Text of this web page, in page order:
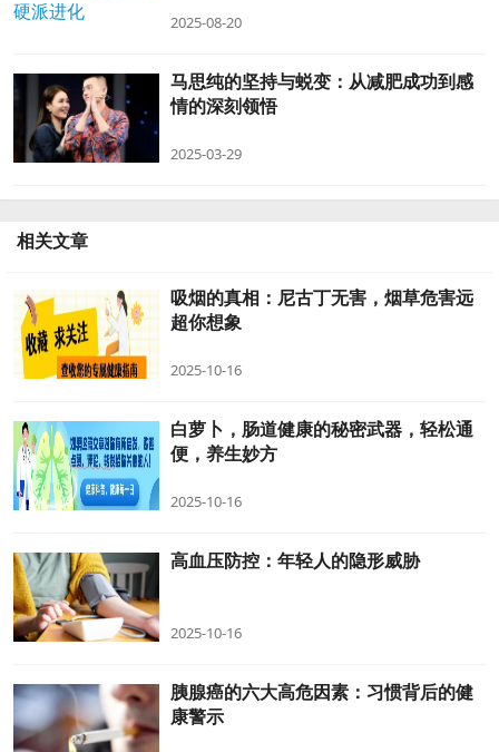
2025-08-20
马思纯的坚持与蜕变：从减肥成功到感
情的深刻领悟
2025-03-29
相关文章
吸烟的真相：尼古丁无害，烟草危害远
超你想象
2025-10-16
白萝卜，肠道健康的秘密武器，轻松通
便，养生妙方
2025-10-16
高血压防控：年轻人的隐形威胁
2025-10-16
胰腺癌的六大高危因素：习惯背后的健
康警示